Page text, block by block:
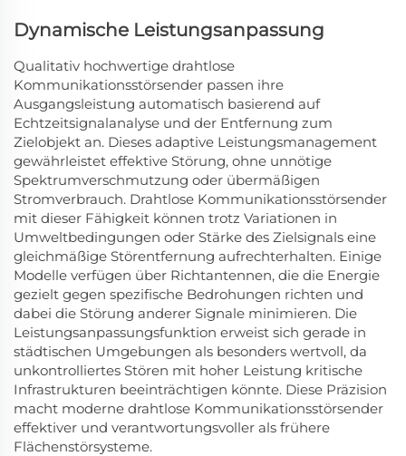
Dynamische Leistungsanpassung
Qualitativ hochwertige drahtlose
Kommunikationsstörsender passen ihre
Ausgangsleistung automatisch basierend auf
Echtzeitsignalanalyse und der Entfernung zum
Zielobjekt an. Dieses adaptive Leistungsmanagement
gewährleistet effektive Störung, ohne unnötige
Spektrumverschmutzung oder übermäßigen
Stromverbrauch. Drahtlose Kommunikationsstörsender
mit dieser Fähigkeit können trotz Variationen in
Umweltbedingungen oder Stärke des Zielsignals eine
gleichmäßige Störentfernung aufrechterhalten. Einige
Modelle verfügen über Richtantennen, die die Energie
gezielt gegen spezifische Bedrohungen richten und
dabei die Störung anderer Signale minimieren. Die
Leistungsanpassungsfunktion erweist sich gerade in
städtischen Umgebungen als besonders wertvoll, da
unkontrolliertes Stören mit hoher Leistung kritische
Infrastrukturen beeinträchtigen könnte. Diese Präzision
macht moderne drahtlose Kommunikationsstörsender
effektiver und verantwortungsvoller als frühere
Flächenstörsysteme.